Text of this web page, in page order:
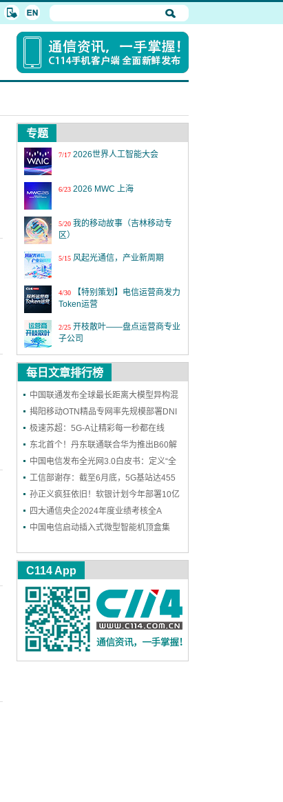
专题
7/17 2026世界人工智能大会
6/23 2026 MWC 上海
5/20 我的移动故事（吉林移动专
区）
5/15 风起光通信，产业新周期
4/30
【特别策划】电信运营商发力
Token运营
2/25 开枝散叶——盘点运营商专业
子公司
3/2 MWC26世界移动通信大会
12/18 第四届6G前沿技术与趋势论
坛
11/19 激情全运 移起AI：5G-A全民
看全运 粤近粤精彩
11/18 上海铁塔十一周年：善建不
拔十一载，锐意进取向未来
9/24 2025年中国国际信息通信展
览会
第二十六届中国国际光电博览
每日文章排行榜
中国联通发布全球最长距离大模型异构混
训成果
揭阳移动OTN精品专网率先规模部署DNI
保护，实现高可靠能力再升级
极速苏超：5G-A让精彩每一秒都在线
东北首个！丹东联通联合华为推出B60解
决方案，一站式护航企业网络和安防
中国电信发布全光网3.0白皮书：定义“全
光智联”，2030年能力基本达成
工信部谢存：截至6月底，5G基站达455
万个 5G用户达11.18亿户
孙正义疯狂依旧！软银计划今年部署10亿
个AI智能体
四大通信央企2024年度业绩考核全A
中国电信启动插入式微型智能机顶盒集
C114 App